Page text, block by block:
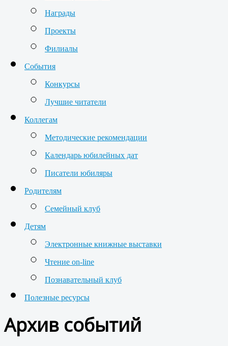
Награды
Проекты
Филиалы
События
Конкурсы
Лучшие читатели
Коллегам
Методические рекомендации
Календарь юбилейных дат
Писатели юбиляры
Родителям
Семейный клуб
Детям
Электронные книжные выставки
Чтение on-line
Познавательный клуб
Полезные ресурсы
Архив событий